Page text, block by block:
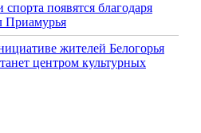
появятся благодаря
Приамурья
жителей Белогорья
центром культурных